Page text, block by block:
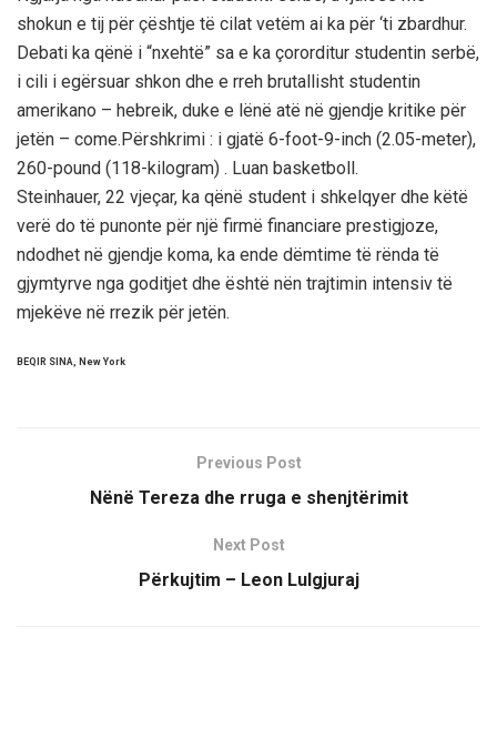
shokun e tij për çështje të cilat vetëm ai ka për ‘ti zbardhur.
Debati ka qënë i “nxehtë” sa e ka çororditur studentin serbë,
i cili i egërsuar shkon dhe e rreh brutallisht studentin
amerikano – hebreik, duke e lënë atë në gjendje kritike për
jetën – come.Përshkrimi : i gjatë 6-foot-9-inch (2.05-meter),
260-pound (118-kilogram) . Luan basketboll.
Steinhauer, 22 vjeçar, ka qënë student i shkelqyer dhe këtë
verë do të punonte për një firmë financiare prestigjoze,
ndodhet në gjendje koma, ka ende dëmtime të rënda të
gjymtyrve nga goditjet dhe është nën trajtimin intensiv të
mjekëve në rrezik për jetën.
BEQIR SINA, New York
Previous Post
Nënë Tereza dhe rruga e shenjtërimit
Next Post
Përkujtim – Leon Lulgjuraj